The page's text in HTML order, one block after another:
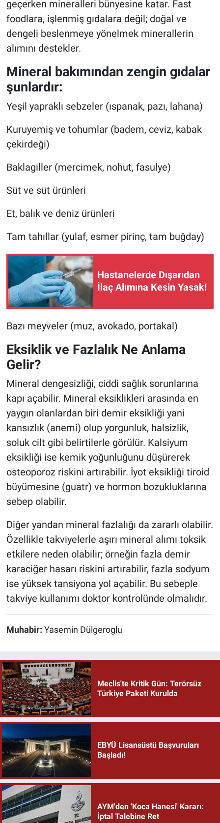
geçerken mineralleri bünyesine katar. Fast
foodlara, işlenmiş gıdalara değil; doğal ve
dengeli beslenmeye yönelmek minerallerin
alımını destekler.
Mineral bakımından zengin gıdalar
şunlardır:
Yeşil yapraklı sebzeler (ıspanak, pazı, lahana)
Kuruyemiş ve tohumlar (badem, ceviz, kabak
çekirdeği)
Baklagiller (mercimek, nohut, fasulye)
Süt ve süt ürünleri
Et, balık ve deniz ürünleri
Tam tahıllar (yulaf, esmer pirinç, tam buğday)
Hastanelerde Dışarıdan
İlaç Alımına Kesin Yasak!
Bazı meyveler (muz, avokado, portakal)
Eksiklik ve Fazlalık Ne Anlama
Gelir?
Mineral dengesizliği, ciddi sağlık sorunlarına
kapı açabilir. Mineral eksiklikleri arasında en
yaygın olanlardan biri demir eksikliği yani
kansızlık (anemi) olup yorgunluk, halsizlik,
soluk cilt gibi belirtilerle görülür. Kalsiyum
eksikliği ise kemik yoğunluğunu düşürerek
osteoporoz riskini artırabilir. İyot eksikliği tiroid
büyümesine (guatr) ve hormon bozukluklarına
sebep olabilir.
Diğer yandan mineral fazlalığı da zararlı olabilir.
Özellikle takviyelerle aşırı mineral alımı toksik
etkilere neden olabilir; örneğin fazla demir
karaciğer hasarı riskini artırabilir, fazla sodyum
ise yüksek tansiyona yol açabilir. Bu sebeple
takviye kullanımı doktor kontrolünde olmalıdır.
Muhabir: Yasemin Dülgeroglu
Meclis'te Kritik Gün: Terörsüz
Türkiye Paketi Kurulda
EBYÜ Lisansüstü Başvuruları
Başladı!
AYM'den 'Koca Hanesi' Kararı:
İptal Talebine Ret